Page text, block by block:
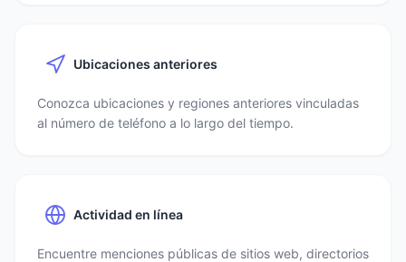
Ubicaciones anteriores
Conozca ubicaciones y regiones anteriores vinculadas
al número de teléfono a lo largo del tiempo.
Actividad en línea
Encuentre menciones públicas de sitios web, directorios